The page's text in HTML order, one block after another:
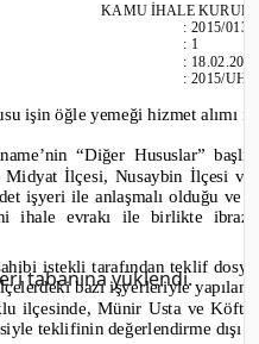
tabanına yüklendi.
KAMU İHALE
:2015/013
: 1
:
:2015/
işin öğle yemeği hizmet alımı
“Diğer Hususlar”
İlçesi, Nusaybin İlçesi
işyeri ile anlaşmalı olduğu ve
ihale evrakı ile birlikte ibraz
istekli tarafından teklif
bazı işyerleriyle yapılan
ilçesinde, Münir Usta ve
teklifinin değerlendirme dışı